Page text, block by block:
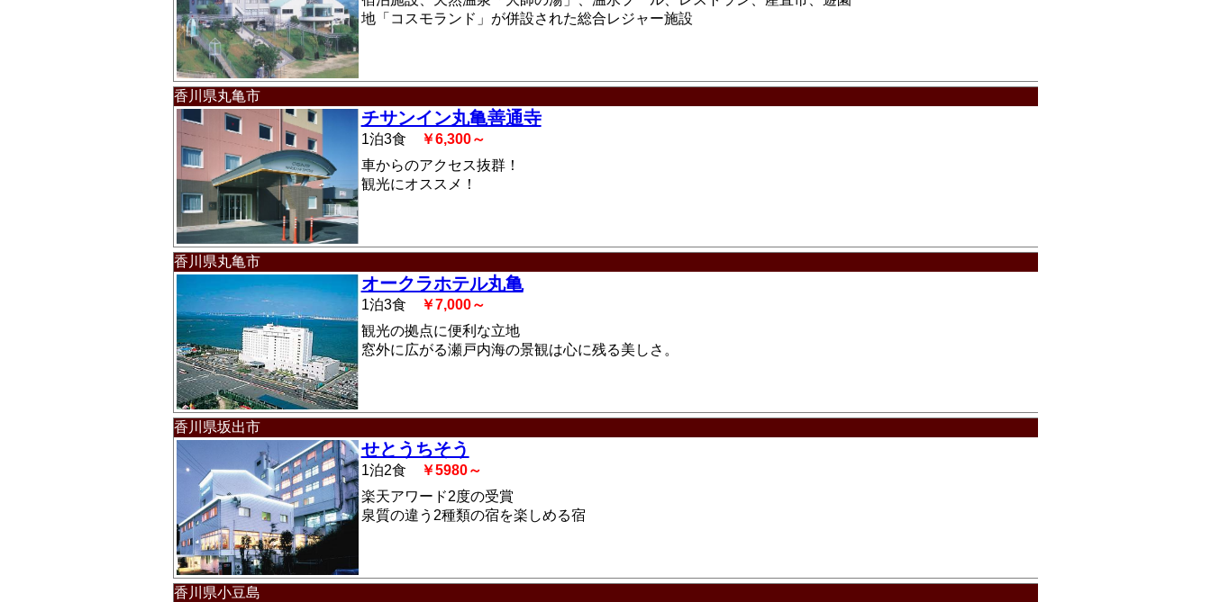
地「コスモランド」が併設された総合レジャー施設
香川県丸亀市
チサンイン丸亀善通寺
1泊3食
￥6,300～
車からのアクセス抜群！
観光にオススメ！
香川県丸亀市
オークラホテル丸亀
1泊3食
￥7,000～
観光の拠点に便利な立地
窓外に広がる瀬戸内海の景観は心に残る美しさ。
香川県坂出市
せとうちそう
1泊2食
￥5980～
楽天アワード2度の受賞
泉質の違う2種類の宿を楽しめる宿
香川県小豆島